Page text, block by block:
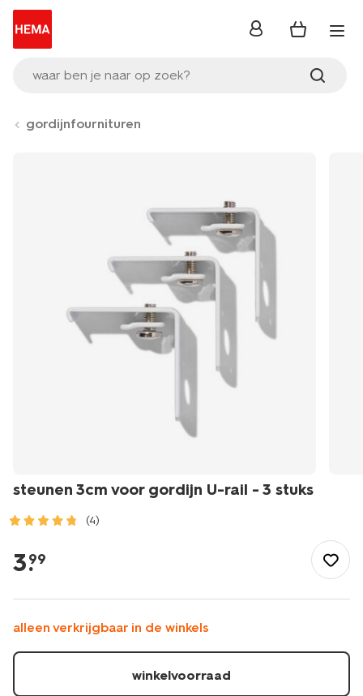
waar ben je naar op zoek?
inloggen
gordijnfournituren
steunen 3cm voor gordijn U-rail - 3 stuks
(4)
slapen/raamdecoratie/fournituren/steunen-
3cm-
gordijn-
u-
rail-
-
stuks-
3.
99
alleen verkrijgbaar in de winkels
winkelvoorraad